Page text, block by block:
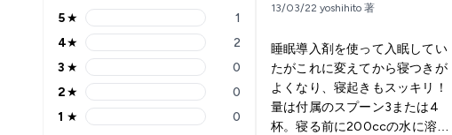
5 stars rating 1 reviews
5★ 1
4 stars rating 2 reviews
4★ 2
3 stars rating 0 reviews
3 ★ 0
2 stars rating 0 reviews
2★ 0
1 stars rating 0 reviews
1 ★ 0
13/03/22 yoshihito 著
睡眠導入剤を使って入眠してい
たがこれに変えてから寝つきが
よくなり、寝起きもスッキリ！
量は付属のスプーン3または4
杯。寝る前に200ccの水に溶か